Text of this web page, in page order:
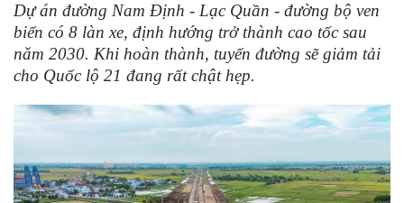
Dự án đường Nam Định - Lạc Quần - đường bộ ven
biển có 8 làn xe, định hướng trở thành cao tốc sau
năm 2030. Khi hoàn thành, tuyến đường sẽ giảm tải
cho Quốc lộ 21 đang rất chật hẹp.